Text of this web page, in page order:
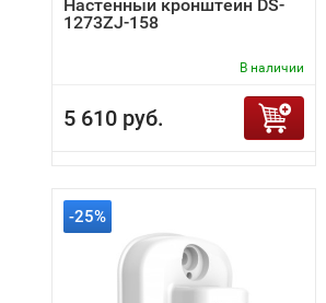
Настенный кронштейн DS-
1273ZJ-158
В наличии
5 610 руб.
-25%